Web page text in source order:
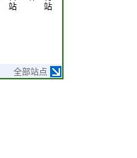
站
站
全部站点